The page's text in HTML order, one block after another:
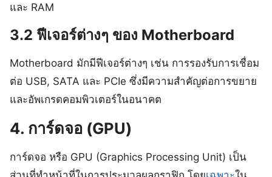
และ RAM
3.2 ฟีเจอร์ต่างๆ ของ Motherboard
Motherboard มักมีฟีเจอร์ต่างๆ เช่น การรองรับการเชื่อม
ต่อ USB, SATA และ PCIe ซึ่งมีความสำคัญต่อการขยาย
และอัพเกรดคอมพิวเตอร์ในอนาคต
4. การ์ดจอ (GPU)
การ์ดจอ หรือ GPU (Graphics Processing Unit) เป็น